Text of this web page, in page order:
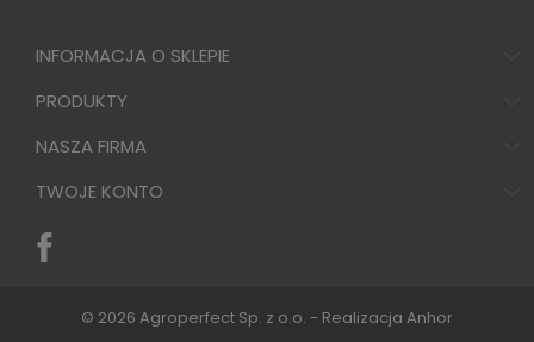
INFORMACJA O SKLEPIE
PRODUKTY
NASZA FIRMA
TWOJE KONTO
© 2026 Agroperfect Sp. z o.o. - Realizacja Anhor